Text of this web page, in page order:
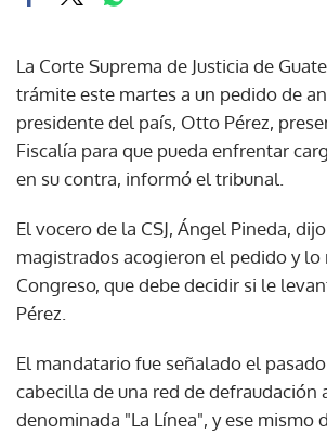
La Corte Suprema de Justicia de
trámite este martes a un pedido de
presidente del país, Otto Pérez,
Fiscalía para que pueda enfrentar
en su contra, informó el tribunal.
El vocero de la CSJ, Ángel Pineda,
magistrados acogieron el pedido y lo
Congreso, que debe decidir si le
Pérez.
El mandatario fue señalado el
cabecilla de una red de defraudación
denominada "La Línea", y ese mismo